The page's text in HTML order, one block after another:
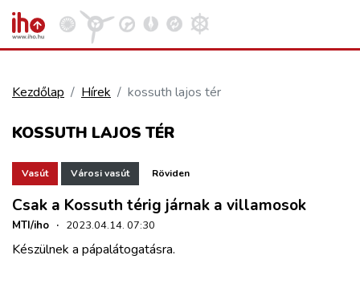
KÖZÚT
REPÜLÉS
Kezdőlap Hírek kossuth lajos tér
KOSSUTH LAJOS TÉR
Vasút Városi vasút Röviden
Csak a Kossuth térig járnak a villamosok
MTI/iho · 2023.04.14. 07:30
Készülnek a pápalátogatásra.